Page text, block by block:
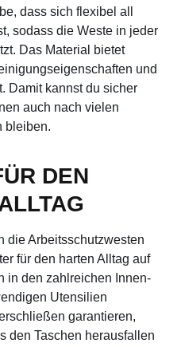
dass sich flexibel all
sodass die Weste in jeder
Das Material bietet
und
Damit kannst du sicher
auch nach vielen
bleiben.
DEN
die Arbeitsschutzwesten
für den harten Alltag auf
in den zahlreichen Innen-
Utensilien
garantieren,
den Taschen herausfallen